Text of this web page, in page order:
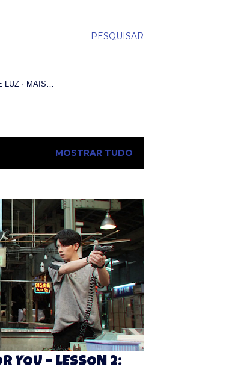
PESQUISAR
LUZ MAIS…
MOSTRAR TUDO
YOU – LESSON 2: